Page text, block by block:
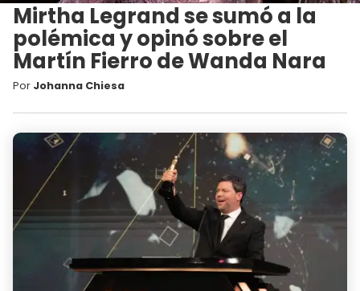
Mirtha Legrand se sumó a la
polémica y opinó sobre el
Martín Fierro de Wanda Nara
Por Johanna Chiesa